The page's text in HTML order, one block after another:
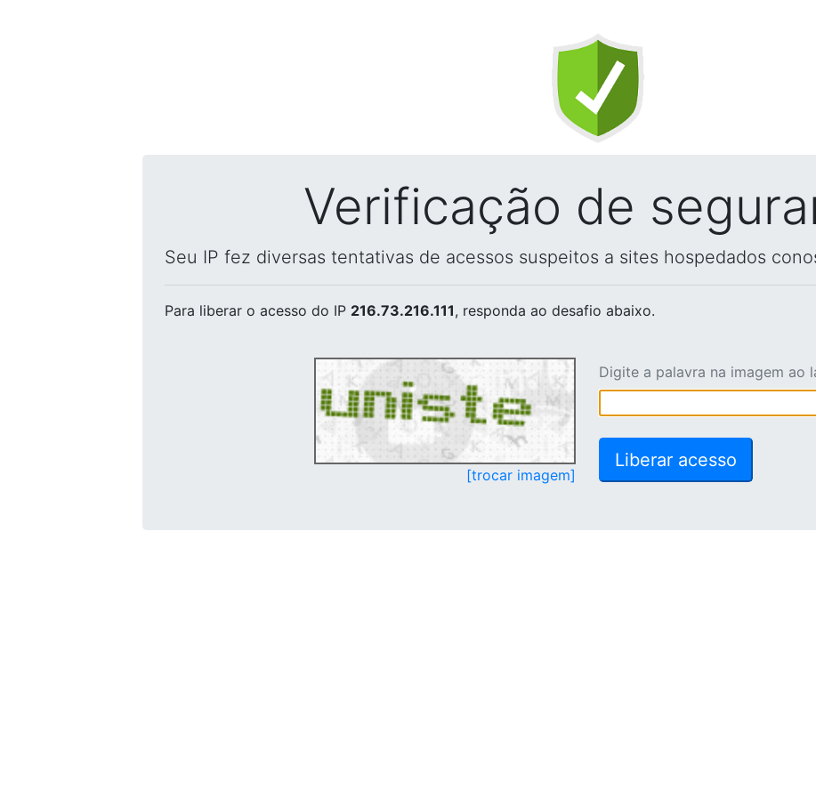
Verificação de
Seu IP fez diversas tentativas de acessos suspeitos a sites hospedados
Para liberar o acesso do IP 216.73.216.111, responda ao desafio abaixo.
[trocar imagem]
Digite a palavra na imagem ao